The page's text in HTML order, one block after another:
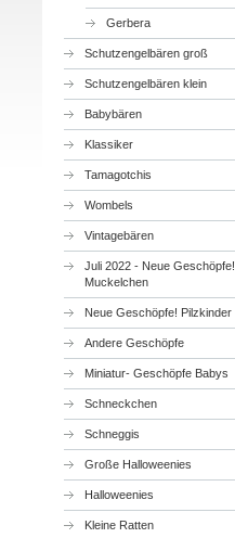
Gerbera
Schutzengelbären groß
Schutzengelbären klein
Babybären
Klassiker
Tamagotchis
Wombels
Vintagebären
Juli 2022 - Neue Geschöpfe!
Muckelchen
Neue Geschöpfe! Pilzkinder
Andere Geschöpfe
Miniatur- Geschöpfe Babys
Schneckchen
Schneggis
Große Halloweenies
Halloweenies
Kleine Ratten